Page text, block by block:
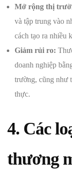
Mở rộng thị
và tập trung vào
cách tạo ra nhiều
Giảm rủi ro:
doanh nghiệp
trường, cũng như
thực.
4. Các
thương